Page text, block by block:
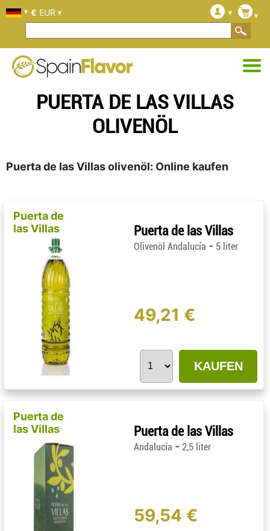
PUERTA DE LAS VILLAS
OLIVENÖL
Puerta de las Villas olivenöl: Online kaufen
Puerta de
las Villas
Puerta de las Villas
Olivenöl Andalucía - 5 liter
49,21 €
KAUFEN
Puerta de
las Villas
Puerta de las Villas
Andalucía - 2,5 liter
59,54 €
€ EUR